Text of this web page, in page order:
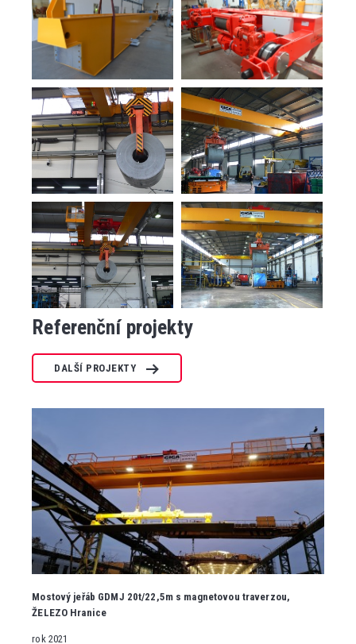
Referenční projekty
DALŠÍ PROJEKTY
Mostový jeřáb GDMJ 20t/22,5m s magnetovou traverzou,
ŽELEZO Hranice
rok 2021